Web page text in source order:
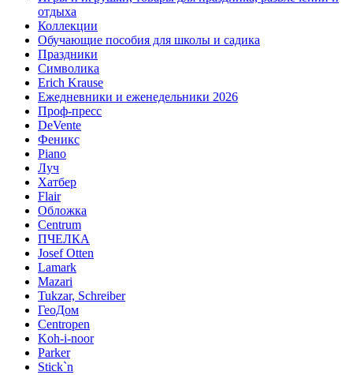
отдыха
Коллекции
Обучающие пособия для школы и садика
Праздники
Символика
Erich Krause
Ежедневники и еженедельники 2026
Проф-пресс
DeVente
Феникс
Piano
Луч
Хатбер
Flair
Обложка
Centrum
ПЧЕЛКА
Josef Otten
Lamark
Mazari
Tukzar, Schreiber
ГеоДом
Centropen
Koh-i-noor
Parker
Stick`n